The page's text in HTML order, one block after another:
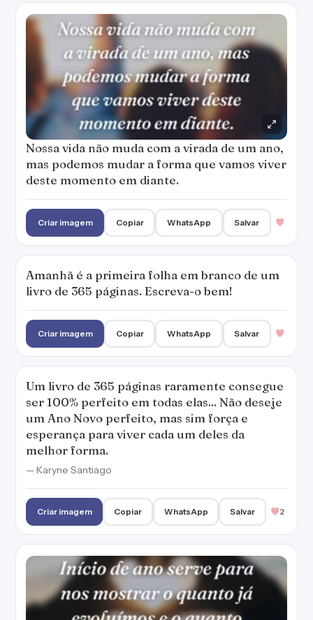
Criar imagem Copiar WhatsApp Salvar
Amanhã é a primeira folha em branco de um
livro de 365 páginas. Escreva-o bem!
Criar imagem Copiar WhatsApp
Um livro de 365 páginas raramente consegue
um Ano Novo perfeito, mas sim força e
esperança para viver cada um deles da
melhor forma.
já evoluímos e o quanto ainda precisamos
evoluir.
— Karyne Santiago
Criar imagem Copiar WhatsApp Salvar